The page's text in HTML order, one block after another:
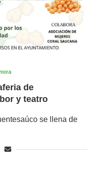
de
y teatro
se llena de